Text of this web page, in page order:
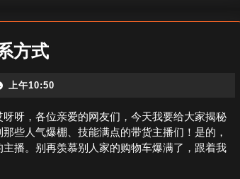
快
速
增
方式陕
主
播
带
货
上午10:50
呀，各位亲爱的网友们，今天我要给大家揭秘
些人气爆棚、技能满点的带货主播们！是的，
播。别再羡慕别人家的购物车爆满了，跟着我